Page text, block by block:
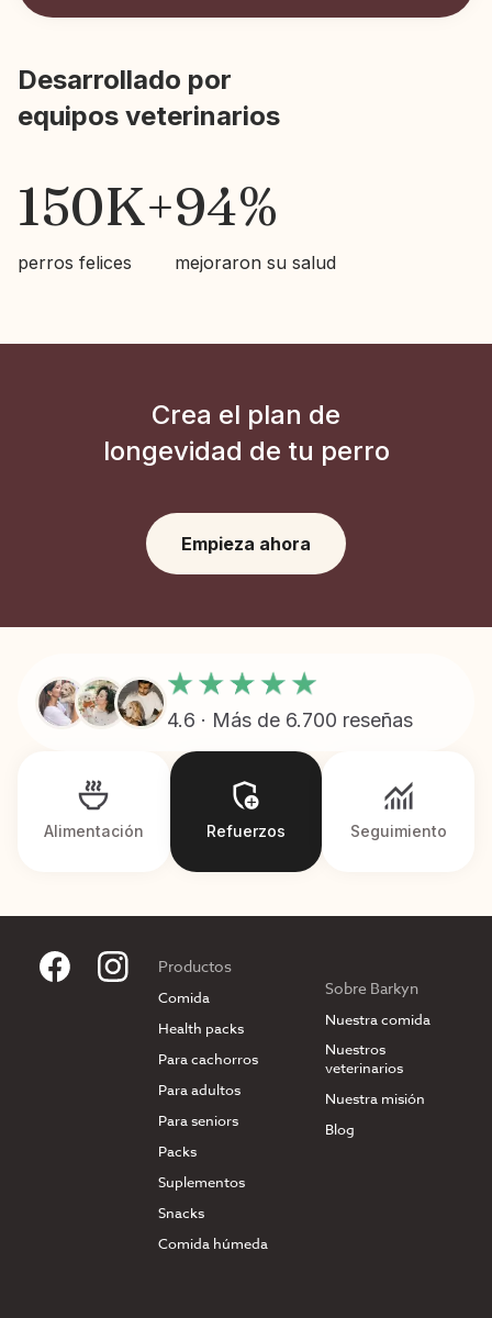
Desarrollado por
equipos veterinarios
150K+
perros felices
94%
mejoraron su salud
Crea el plan de
longevidad de tu perro
Empieza ahora
Alimentación Refuerzos Seguimiento
4.6 · Más de 6.700 reseñas
Productos
Comida
Health packs
Para cachorros
Para adultos
Para seniors
Packs
Suplementos
Snacks
Comida húmeda
Sobre Barkyn
Nuestra comida
Nuestros
veterinarios
Nuestra misión
Blog